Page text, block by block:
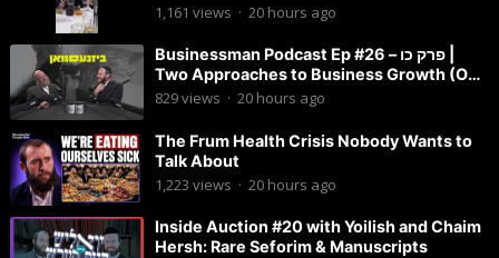
1,161 views · 20 hours ago
Businessman Podcast Ep #26 – פרק כו |
Two Approaches to Business Growth (One
Is Often Overlooked)
829views · 20 hours ago
The Frum Health Crisis Nobody Wants to
Talk About
1,223 views · 20 hours ago
Inside Auction #20 with Yoilish and Chaim
Hersh: Rare Seforim & Manuscripts